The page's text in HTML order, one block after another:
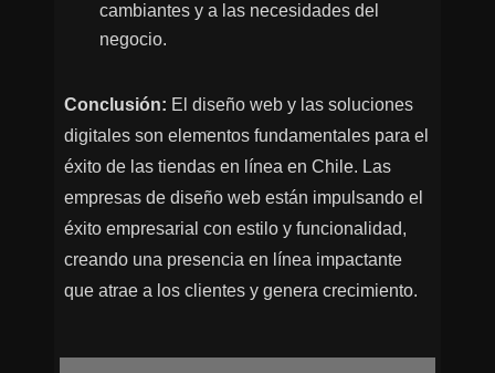
cambiantes y a las necesidades del
negocio.
Conclusión: El diseño web y las soluciones
digitales son elementos fundamentales para el
éxito de las tiendas en línea en Chile. Las
empresas de diseño web están impulsando el
éxito empresarial con estilo y funcionalidad,
creando una presencia en línea impactante
que atrae a los clientes y genera crecimiento.